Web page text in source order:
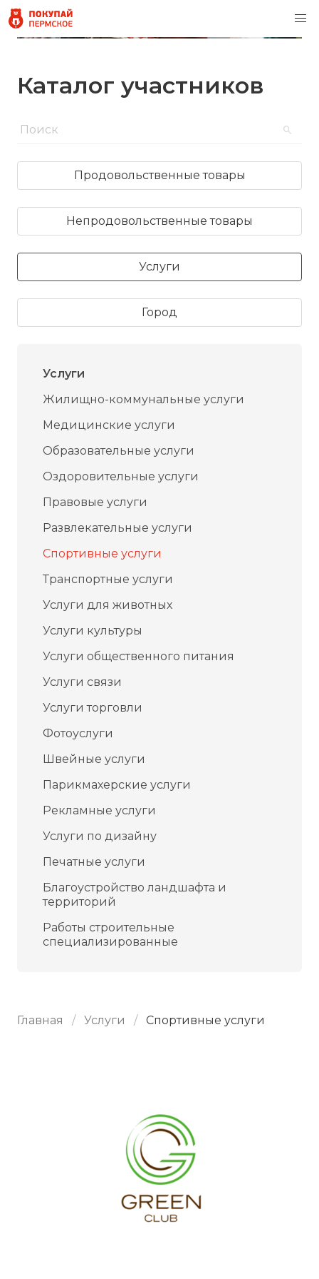
Каталог участников
Продовольственные товары
Непродовольственные товары
Услуги
Город
Услуги
Жилищно-коммунальные услуги
Медицинские услуги
Образовательные услуги
Оздоровительные услуги
Правовые услуги
Развлекательные услуги
Спортивные услуги
Транспортные услуги
Услуги для животных
Услуги культуры
Услуги общественного питания
Услуги связи
Услуги торговли
Фотоуслуги
Швейные услуги
Парикмахерские услуги
Рекламные услуги
Услуги по дизайну
Печатные услуги
Благоустройство ландшафта и
территорий
Работы строительные
специализированные
Главная Услуги Спортивные услуги